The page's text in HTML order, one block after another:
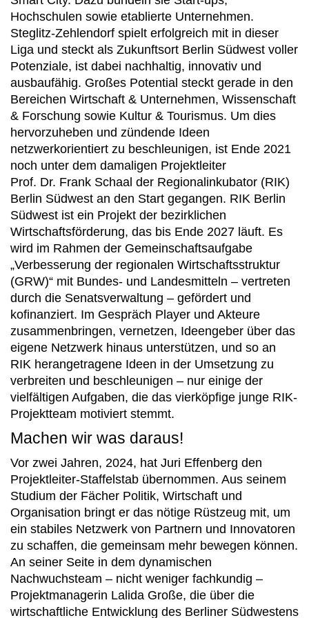
Hochschulen sowie etablierte Unternehmen.
Steglitz-Zehlendorf spielt erfolgreich mit in dieser
Liga und steckt als Zukunftsort Berlin Südwest voller
Potenziale, ist dabei nachhaltig, innovativ und
ausbaufähig. Großes Potential steckt gerade in den
Bereichen Wirtschaft & Unternehmen, Wissenschaft
& Forschung sowie Kultur & Tourismus. Um dies
hervorzuheben und zündende Ideen
netzwerkorientiert zu beschleunigen, ist Ende 2021
noch unter dem damaligen Projektleiter
Prof. Dr. Frank Schaal der Regionalinkubator (RIK)
Berlin Südwest an den Start gegangen. RIK Berlin
Südwest ist ein Projekt der bezirklichen
Wirtschaftsförderung, das bis Ende 2027 läuft. Es
wird im Rahmen der Gemeinschaftsaufgabe
„Verbesserung der regionalen Wirtschaftsstruktur
(GRW)“ mit Bundes- und Landesmitteln – vertreten
durch die Senatsverwaltung – gefördert und
kofinanziert. Im Gespräch Player und Akteure
zusammenbringen, vernetzen, Ideengeber über das
eigene Netzwerk hinaus unterstützen, und so an
RIK herangetragene Ideen in der Umsetzung zu
verbreiten und beschleunigen – nur einige der
vielfältigen Aufgaben, die das vierköpfige junge RIK-
Projektteam motiviert stemmt.
Machen wir was daraus!
Vor zwei Jahren, 2024, hat Juri Effenberg den
Projektleiter-Staffelstab übernommen. Aus seinem
Studium der Fächer Politik, Wirtschaft und
Organisation bringt er das nötige Rüstzeug mit, um
ein stabiles Netzwerk von Partnern und Innovatoren
zu schaffen, die gemeinsam mehr bewegen können.
An seiner Seite in dem dynamischen
Nachwuchsteam – nicht weniger fachkundig –
Projektmanagerin Lalida Große, die über die
wirtschaftliche Entwicklung des Berliner Südwestens